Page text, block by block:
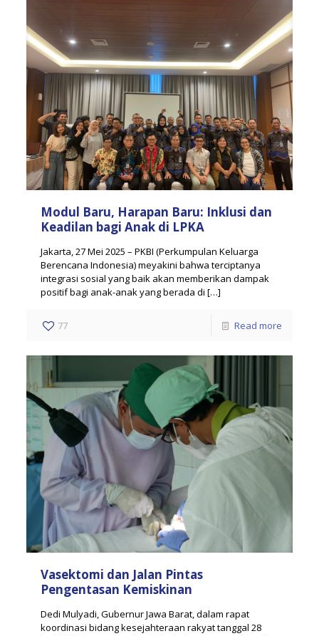
Modul Baru, Harapan Baru: Inklusi dan
Keadilan bagi Anak di LPKA
Jakarta, 27 Mei 2025 – PKBI (Perkumpulan Keluarga
Berencana Indonesia) meyakini bahwa terciptanya
integrasi sosial yang baik akan memberikan dampak
positif bagi anak-anak yang berada di […]
77 Read more
Vasektomi dan Jalan Pintas
Pengentasan Kemiskinan
Dedi Mulyadi, Gubernur Jawa Barat, dalam rapat
koordinasi bidang kesejahteraan rakyat tanggal 28